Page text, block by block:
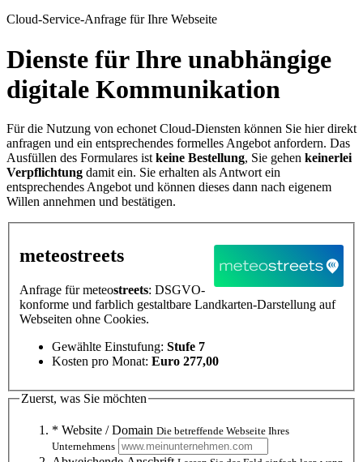
Cloud-Service-Anfrage für Ihre Webseite
Dienste für Ihre unabhängige
digitale Kommunikation
Für die Nutzung von echonet Cloud-Diensten können Sie hier direkt
anfragen und ein entsprechendes formelles Angebot anfordern. Das
Ausfüllen des Formulares ist keine Bestellung, Sie gehen keinerlei
Verpflichtung damit ein. Sie erhalten als Antwort ein
entsprechendes Angebot und können dieses dann nach eigenem
Willen annehmen und bestätigen.
meteostreets
Anfrage für meteostreets: DSGVO-
konforme und farblich gestaltbare Landkarten-Darstellung auf
Webseiten ohne Cookies.
Gewählte Einstufung: Stufe 7
Kosten pro Monat: Euro 277,00
Zuerst, was Sie möchten
* Website / Domain Die betreffende Webseite Ihres
Unternehmens